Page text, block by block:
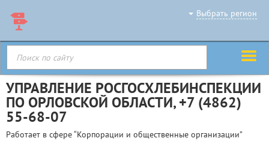
Выбрать регион
УПРАВЛЕНИЕ РОСГОСХЛЕБИНСПЕКЦИИ
ПО ОРЛОВСКОЙ ОБЛАСТИ,+7 (4862)
55-68-07
Работает в сфере “Корпорации и общественные организации”